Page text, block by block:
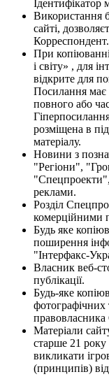
Ідентифікатор
Використання
сайті,
При
і світу» , для
відкрите для
Посилання має
повного або
розміщена в
матеріалу.
Новини з
"Регіони",
реклами.
Розділ
комерційними
Будь яке
поширення
"Інтерфакс-
Власник веб-
публікації.
Будь-яке
фотографічних
правовласника
Матеріали
старше 21 року
викликати
(принципів)